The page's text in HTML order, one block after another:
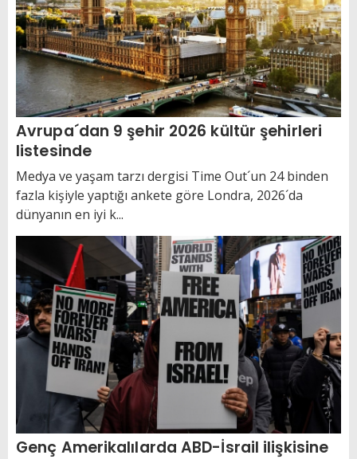
Avrupa´dan 9 şehir 2026 kültür şehirleri
listesinde
Medya ve yaşam tarzı dergisi Time Out´un 24 binden
fazla kişiyle yaptığı ankete göre Londra, 2026´da
dünyanın en iyi k...
Genç Amerikalılarda ABD-İsrail ilişkisine